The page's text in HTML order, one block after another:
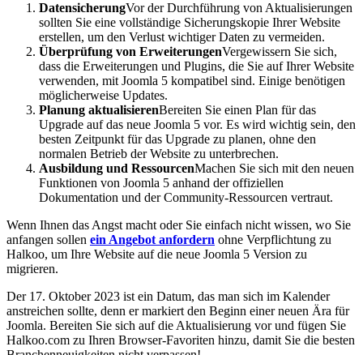
DatensicherungVor der Durchführung von Aktualisierungen
sollten Sie eine vollständige Sicherungskopie Ihrer Website
erstellen, um den Verlust wichtiger Daten zu vermeiden.
Überprüfung von ErweiterungenVergewissern Sie sich,
dass die Erweiterungen und Plugins, die Sie auf Ihrer Website
verwenden, mit Joomla 5 kompatibel sind. Einige benötigen
möglicherweise Updates.
Planung aktualisierenBereiten Sie einen Plan für das
Upgrade auf das neue Joomla 5 vor. Es wird wichtig sein, den
besten Zeitpunkt für das Upgrade zu planen, ohne den
normalen Betrieb der Website zu unterbrechen.
Ausbildung und RessourcenMachen Sie sich mit den neuen
Funktionen von Joomla 5 anhand der offiziellen
Dokumentation und der Community-Ressourcen vertraut.
Wenn Ihnen das Angst macht oder Sie einfach nicht wissen, wo Sie
anfangen sollen ein Angebot anfordern ohne Verpflichtung zu
Halkoo, um Ihre Website auf die neue Joomla 5 Version zu
migrieren.
Der 17. Oktober 2023 ist ein Datum, das man sich im Kalender
anstreichen sollte, denn er markiert den Beginn einer neuen Ära für
Joomla. Bereiten Sie sich auf die Aktualisierung vor und fügen Sie
Halkoo.com zu Ihren Browser-Favoriten hinzu, damit Sie die besten